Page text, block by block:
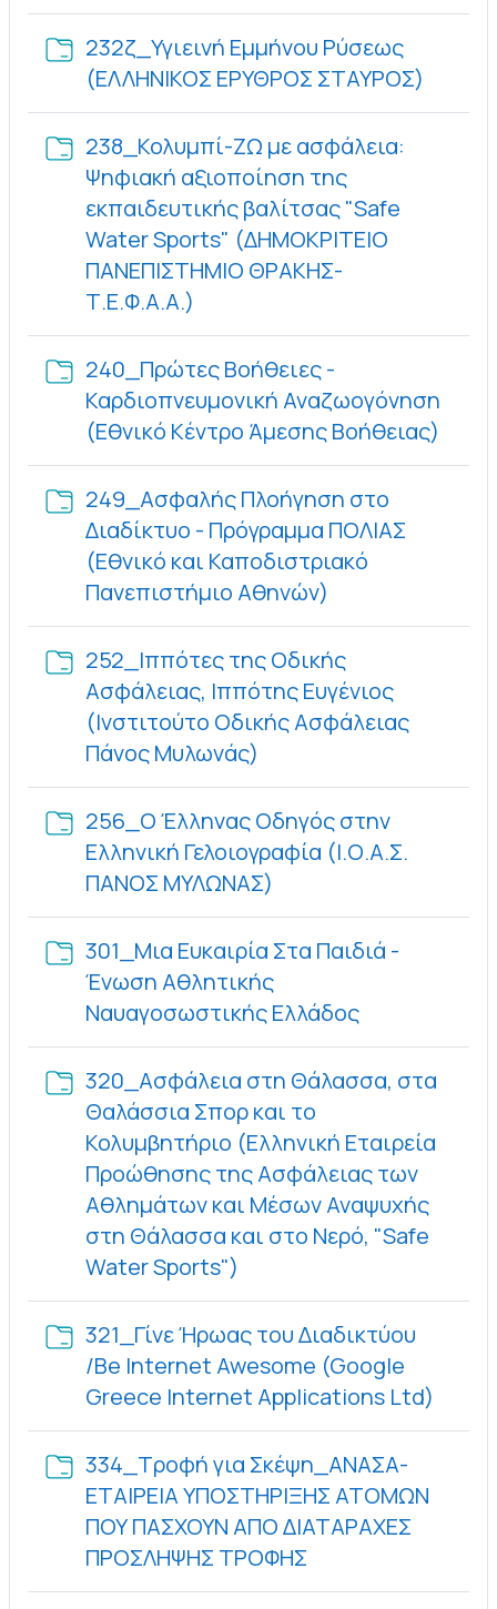
232ζ_Υγιεινή Εμμήνου Ρύσεως
(ΕΛΛΗΝΙΚΟΣ ΕΡΥΘΡΟΣ ΣΤΑΥΡΟΣ)
238_Κολυμπί-ΖΩ με ασφάλεια:
Ψηφιακή αξιοποίηση της
εκπαιδευτικής βαλίτσας "Safe
Water Sports" (ΔΗΜΟΚΡΙΤΕΙΟ
ΠΑΝΕΠΙΣΤΗΜΙΟ ΘΡΑΚΗΣ-
Τ.Ε.Φ.Α.Α.)
240_Πρώτες Βοήθειες -
Καρδιοπνευμονική Αναζωογόνηση
(Εθνικό Κέντρο Άμεσης Βοήθειας)
249_Ασφαλής Πλοήγηση στο
Διαδίκτυο - Πρόγραμμα ΠΟΛΙΑΣ
(Εθνικό και Καποδιστριακό
Πανεπιστήμιο Αθηνών)
252_Ιππότες της Οδικής
Ασφάλειας, Ιππότης Ευγένιος
(Ινστιτούτο Οδικής Ασφάλειας
Πάνος Μυλωνάς)
256_Ο Έλληνας Οδηγός στην
Ελληνική Γελοιογραφία (Ι.Ο.Α.Σ.
ΠΑΝΟΣ ΜΥΛΩΝΑΣ)
301_Μια Ευκαιρία Στα Παιδιά -
Ένωση Αθλητικής
Ναυαγοσωστικής ΕλλάδοςΦάκελος
320_Ασφάλεια στη Θάλασσα, στα
Θαλάσσια Σπορ και το
Κολυμβητήριο (Ελληνική Εταιρεία
Προώθησης της Ασφάλειας των
Αθλημάτων και Μέσων Αναψυχής
στη Θάλασσα και στο Νερό, "Safe
Water Sports")
321_Γίνε Ήρωας του Διαδικτύου
/Be Internet Awesome (Google
Greece Internet Applications Ltd)
334_Τροφή για Σκέψη_ΑΝΑΣΑ-
ΕΤΑΙΡΕΙΑ ΥΠΟΣΤΗΡΙΞΗΣ ΑΤΟΜΩΝ
ΠΟΥ ΠΑΣΧΟΥΝ ΑΠΟ ΔΙΑΤΑΡΑΧΕΣ
ΠΡΟΣΛΗΨΗΣ ΤΡΟΦΗΣ